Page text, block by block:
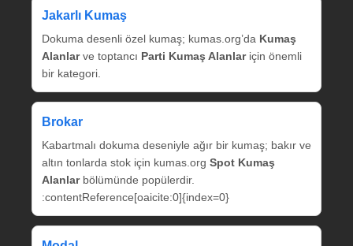
Jakarlı Kumaş
Dokuma desenli özel kumaş; kumas.org’da Kumaş
Alanlarve toptancı Parti Kumaş Alanlariçin önemli
bir kategori.
Brokar
Kabartmalı dokuma deseniyle ağır bir kumaş; bakır ve
altın tonlarda stok için kumas.org Spot Kumaş
Alanlarbölümünde popülerdir.
:contentReference[oaicite:0]{index=0}